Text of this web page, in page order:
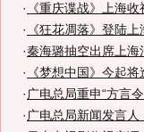
· 《重庆谍战》上海
· 《狂花凋落》登陆
·秦海璐抽空出席上海
· 《梦想中国》今起
· 广电总局重申“方言
· 广电总局新闻发言